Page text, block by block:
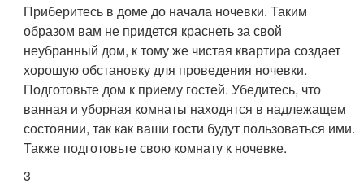
Приберитесь в доме до начала ночевки. Таким
образом вам не придется краснеть за свой
неубранный дом, к тому же чистая квартира создает
хорошую обстановку для проведения ночевки.
Подготовьте дом к приему гостей. Убедитесь, что
ванная и уборная комнаты находятся в надлежащем
состоянии, так как ваши гости будут пользоваться ими.
Также подготовьте свою комнату к ночевке.
3